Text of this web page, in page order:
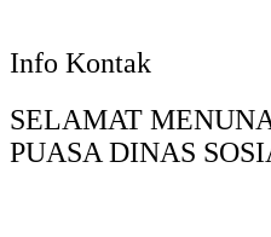
Info Kontak
SELAMAT
PUASA DINAS